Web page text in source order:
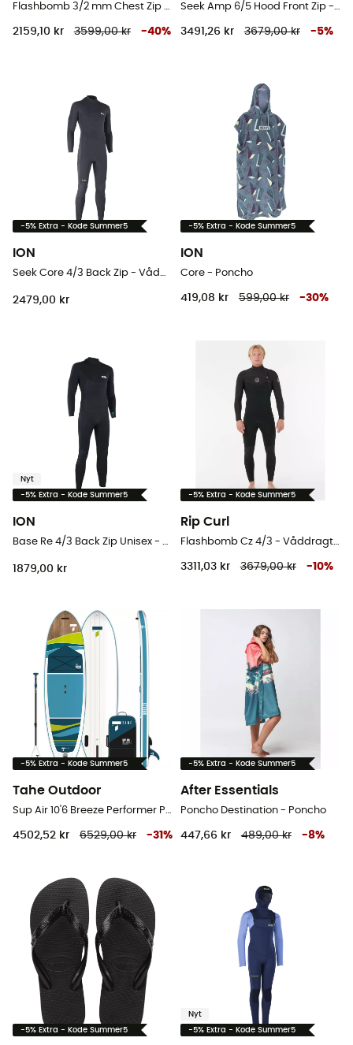
Flashbomb 3/2 mm Chest Zip Wetsuit - Våddragter til surf - Herrer
2159,10 kr 3599,00 kr -40%
Seek Amp 6/5 Hood Front Zip - Våddragter til surf - Herrer
3491,26 kr 3679,00 kr -5%
-5% Extra - Kode Summer5
ION
Seek Core 4/3 Back Zip - Våddragter til surf - Herrer
2479,00 kr
-5% Extra - Kode Summer5
ION
Core - Poncho
419,08 kr 599,00 kr -30%
Nyt
-5% Extra - Kode Summer5
ION
Base Re 4/3 Back Zip Unisex - Våddragter til surf
1879,00 kr
-5% Extra - Kode Summer5
Rip Curl
Flashbomb Cz 4/3 - Våddragter til surf - Herrer
3311,03 kr 3679,00 kr -10%
-5% Extra - Kode Summer5
Tahe Outdoor
Sup Air 10'6 Breeze Performer Pack - Oppustelig SUP
4502,52 kr 6529,00 kr -31 %
-5% Extra - Kode Summer5
After Essentials
Poncho Destination - Poncho
447,66 kr 489,00 kr -8%
-5% Extra - Kode Summer5
Nyt
-5% Extra - Kode Summer5